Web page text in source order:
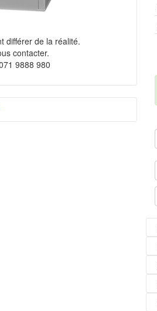
différer de la réalité.
contacter.
9888 980